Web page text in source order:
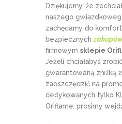
Dziękujemy, że
naszego
zachęcamy do
bezpiecznych
firmowym sklepie
Jeżeli chciałabyś
gwarantowaną zniżką
zaoszczędzić na
dedykowanych tylko
Oriflame, prosimy